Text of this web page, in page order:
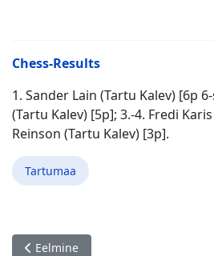
Chess-Results
1. Sander Lain (Tartu Kalev) [6p
(Tartu Kalev) [5p]; 3.-4. Fredi
Reinson (Tartu Kalev) [3p].
Tartumaa
Eelmine artikkel: Hillar Hanssoo
Eelmine